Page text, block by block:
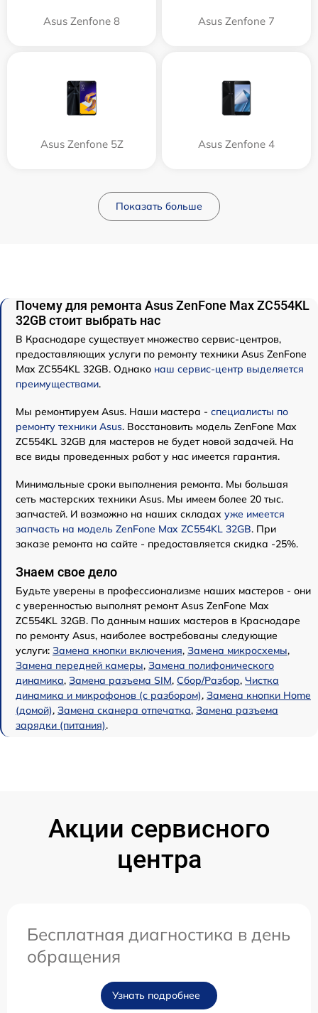
Asus Zenfone 8 Asus Zenfone 7
Asus Zenfone 5Z Asus Zenfone 4
Показать больше
Почему для ремонта Asus ZenFone Max ZC554KL
32GB стоит выбрать нас
В Краснодаре существует множество сервис-центров,
предоставляющих услуги по ремонту техники Asus ZenFone
Max ZC554KL 32GB. Однако наш сервис-центр выделяется
преимуществами.
Мы ремонтируем Asus. Наши мастера - специалисты по
ремонту техники Asus. Восстановить модель ZenFone Max
ZC554KL 32GB для мастеров не будет новой задачей. На
все виды проведенных работ у нас имеется гарантия.
Минимальные сроки выполнения ремонта. Мы большая
сеть мастерских техники Asus. Мы имеем более 20 тыс.
запчастей. И возможно на наших складах уже имеется
запчасть на модель ZenFone Max ZC554KL 32GB. При
заказе ремонта на сайте - предоставляется скидка -25%.
Знаем свое дело
Будьте уверены в профессионализме наших мастеров - они
с уверенностью выполнят ремонт Asus ZenFone Max
ZC554KL 32GB. По данным наших мастеров в Краснодаре
по ремонту Asus, наиболее востребованы следующие
услуги: Замена кнопки включения, Замена микросхемы,
Замена передней камеры, Замена полифонического
динамика, Замена разъема SIM, Сбор/Разбор, Чистка
динамика и микрофонов (с разбором), Замена кнопки Home
(домой), Замена сканера отпечатка, Замена разъема
зарядки (питания).
Акции сервисного
центра
Бесплатная диагностика в день
обращения
Узнать подробнее